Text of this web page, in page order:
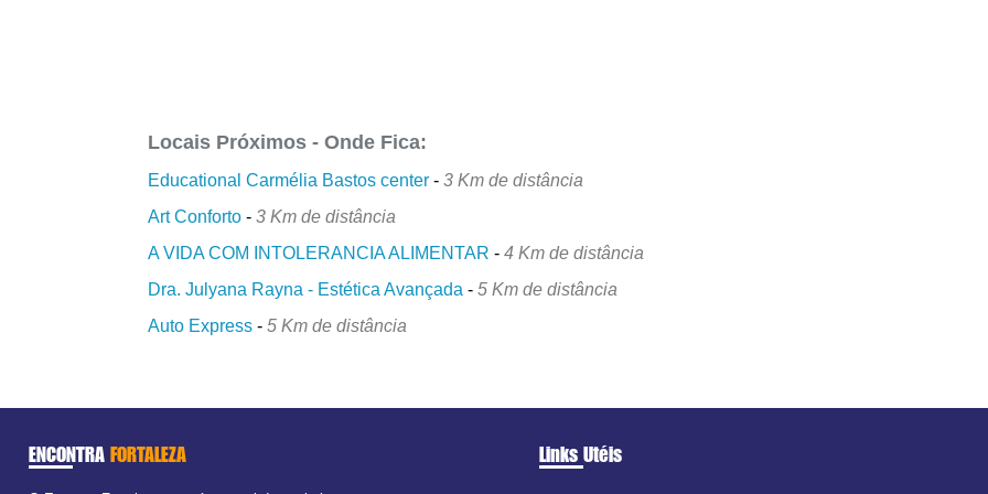
Locais Próximos - Onde Fica:
Educational Carmélia Bastos center -3 Km de distância
Art Conforto -3 Km de distância
A VIDA COM INTOLERANCIA ALIMENTAR -4 Km de distância
Dra. Julyana Rayna - Estética Avançada -5 Km de distância
Auto Express -5 Km de distância
ENCONTRA FORTALEZA Links Utéis